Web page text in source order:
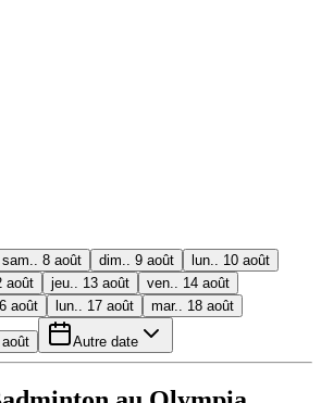
sam.. 8 août dim.. 9 août
lun.. 10 août
août jeu.. 13 août
ven.. 14 août
août lun.. 17 août mar.. 18 août
Autre date